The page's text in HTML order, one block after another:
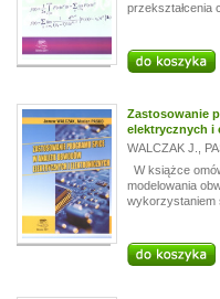
przekształcenia
Zastosowanie
elektrycznych i
WALCZAK J.
W książce
modelowania
wykorzystaniem